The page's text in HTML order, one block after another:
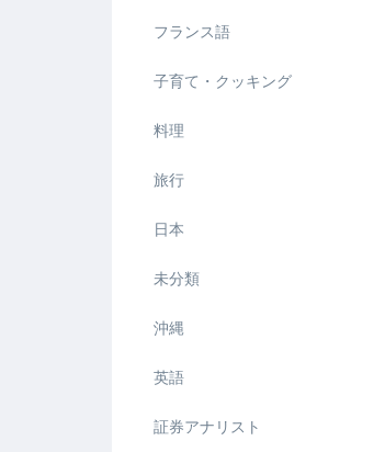
フランス語
子育て・クッキング
料理
旅行
日本
未分類
沖縄
英語
証券アナリスト